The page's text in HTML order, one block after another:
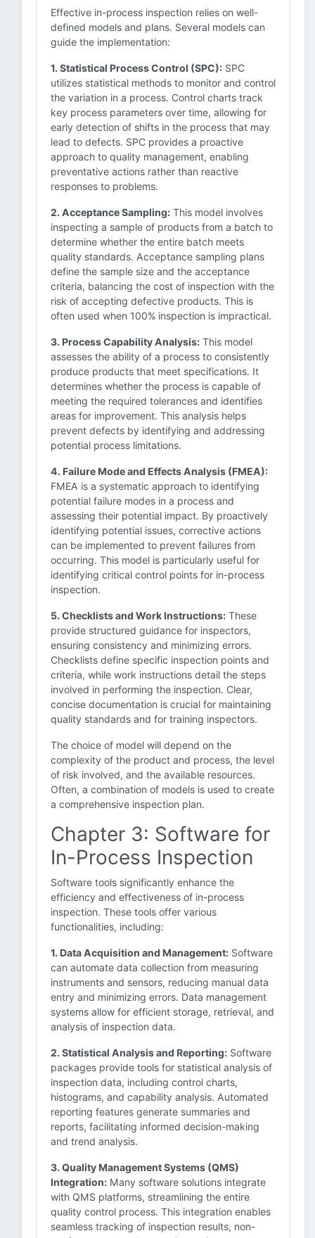
Effective in-process inspection relies on well-
defined models and plans. Several models can
guide the implementation:
1. Statistical Process Control (SPC): SPC
utilizes statistical methods to monitor and control
the variation in a process. Control charts track
key process parameters over time, allowing for
early detection of shifts in the process that may
lead to defects. SPC provides a proactive
approach to quality management, enabling
preventative actions rather than reactive
responses to problems.
2. Acceptance Sampling: This model involves
inspecting a sample of products from a batch to
determine whether the entire batch meets
quality standards. Acceptance sampling plans
define the sample size and the acceptance
criteria, balancing the cost of inspection with the
risk of accepting defective products. This is
often used when 100% inspection is impractical.
3. Process Capability Analysis: This model
assesses the ability of a process to consistently
produce products that meet specifications. It
determines whether the process is capable of
meeting the required tolerances and identifies
areas for improvement. This analysis helps
prevent defects by identifying and addressing
potential process limitations.
4. Failure Mode and Effects Analysis (FMEA):
FMEA is a systematic approach to identifying
potential failure modes in a process and
assessing their potential impact. By proactively
identifying potential issues, corrective actions
can be implemented to prevent failures from
occurring. This model is particularly useful for
identifying critical control points for in-process
inspection.
5. Checklists and Work Instructions: These
provide structured guidance for inspectors,
ensuring consistency and minimizing errors.
Checklists define specific inspection points and
criteria, while work instructions detail the steps
involved in performing the inspection. Clear,
concise documentation is crucial for maintaining
quality standards and for training inspectors.
The choice of model will depend on the
complexity of the product and process, the level
of risk involved, and the available resources.
Often, a combination of models is used to create
a comprehensive inspection plan.
Chapter 3: Software for
In-Process Inspection
Software tools significantly enhance the
efficiency and effectiveness of in-process
inspection. These tools offer various
functionalities, including:
1. Data Acquisition and Management: Software
can automate data collection from measuring
instruments and sensors, reducing manual data
entry and minimizing errors. Data management
systems allow for efficient storage, retrieval, and
analysis of inspection data.
2. Statistical Analysis and Reporting: Software
packages provide tools for statistical analysis of
inspection data, including control charts,
histograms, and capability analysis. Automated
reporting features generate summaries and
reports, facilitating informed decision-making
and trend analysis.
3. Quality Management Systems (QMS)
Integration: Many software solutions integrate
with QMS platforms, streamlining the entire
quality control process. This integration enables
seamless tracking of inspection results, non-